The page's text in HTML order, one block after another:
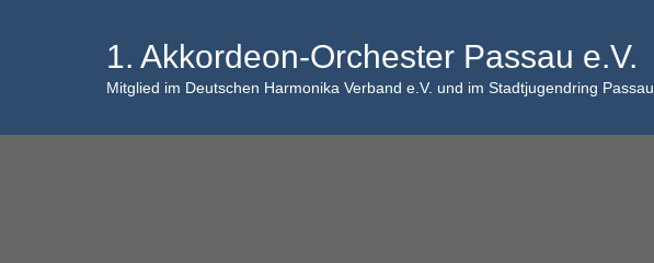
1. Akkordeon-Orchester Passau e.V.
Mitglied im Deutschen Harmonika Verband e.V. und im Stadtjugendring Passau